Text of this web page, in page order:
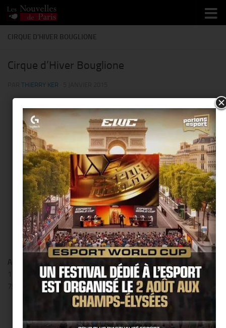
Skip to content
CIRQUE D’HIVER BOUGLIONE
Cirque d’Hiver Bouglione
THIERRY KER
Cirque d’Hiver Bouglione
110 rue Amelot - 75011 Paris
Événements
This page can't load Google Maps correctly.
Do you own this website? OK
Adresse
110 rue Amelot
75011 Paris